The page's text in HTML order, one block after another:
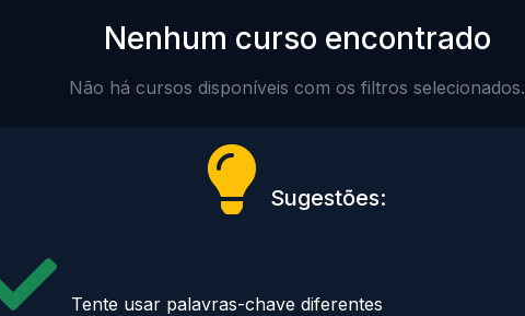
Nenhum curso encontrado
Não há cursos disponíveis com os filtros selecionados.
Sugestões:
Tente usar palavras-chave diferentes